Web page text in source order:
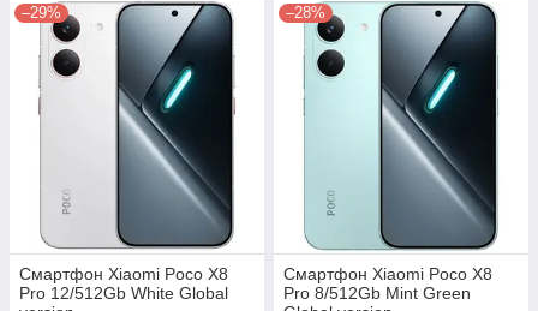
–29%
Смартфон Xiaomi Poco X8
Pro 12/512Gb White Global
–28%
Смартфон Xiaomi Poco X8
Pro 8/512Gb Mint Green